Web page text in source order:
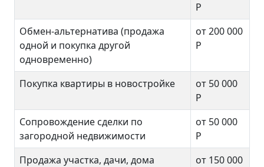
Р
Обмен-альтернатива (продажа
одной и покупка другой
одновременно)
от 200 000
Р
Покупка квартиры в новостройке
от 50 000
Р
Сопровождение сделки по
загородной недвижимости
от 50 000
Р
Продажа участка, дачи, дома
от 150 000